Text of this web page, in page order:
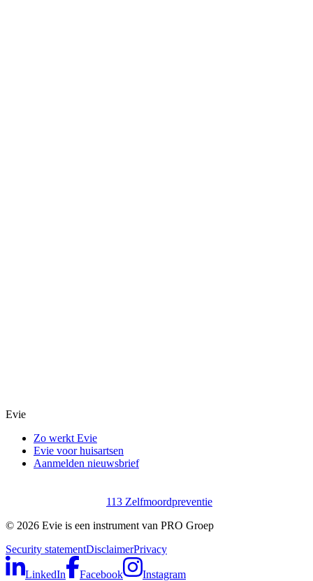
Evie
Zo werkt Evie
Evie voor huisartsen
Aanmelden nieuwsbrief
113 Zelfmoordpreventie
© 2026 Evie is een instrument van PRO Groep
Security statementDisclaimerPrivacy
LinkedIn Facebook Instagram